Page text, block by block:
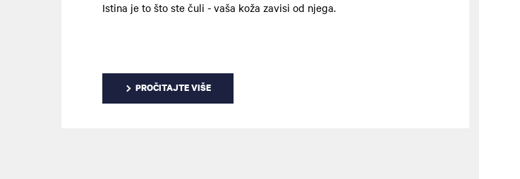
Istina je to što ste čuli - vaša koža zavisi od njega.
PROČITAJTE VIŠE